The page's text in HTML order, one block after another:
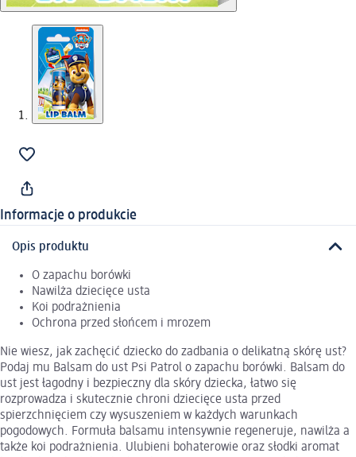
Informacje o produkcie
Opis produktu
O zapachu borówki
Nawilża dziecięce usta
Koi podrażnienia
Ochrona przed słońcem i mrozem
Nie wiesz, jak zachęcić dziecko do zadbania o delikatną skórę ust?
Podaj mu Balsam do ust Psi Patrol o zapachu borówki. Balsam do
ust jest łagodny i bezpieczny dla skóry dziecka, łatwo się
rozprowadza i skutecznie chroni dziecięce usta przed
spierzchnięciem czy wysuszeniem w każdych warunkach
pogodowych. Formuła balsamu intensywnie regeneruje, nawilża a
także koi podrażnienia. Ulubieni bohaterowie oraz słodki aromat